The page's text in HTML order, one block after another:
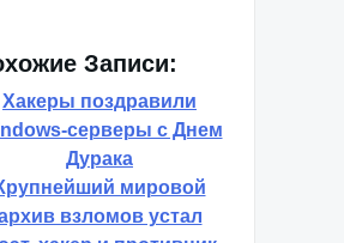
Записи:
Хакеры поздравили
серверы с Днем
Дурака
мировой
взломов устал